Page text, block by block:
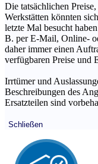
Die tatsächlichen
Werkstätten könnten
letzte Mal besucht
B. per E-Mail, Online-
daher immer einen
verfügbaren Preise und
Irrtümer und
Beschreibungen des
Ersatzteilen sind
Schließen